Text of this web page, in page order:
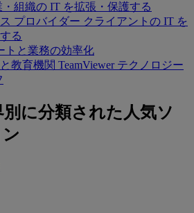
・組織の IT を拡張・保護する
プロバイダー クライアントの IT を
る
トと業務の効率化
教育機関 TeamViewer テクノロジー
別に分類された人気ソ